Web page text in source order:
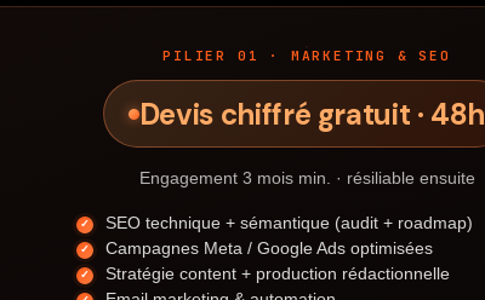
PILIER 01 · MARKETING & SEO
Devis chiffré gratuit · 48h
Engagement 3 mois min. · résiliable ensuite
SEO technique + sémantique (audit + roadmap)
Campagnes Meta / Google Ads optimisées
Stratégie content + production rédactionnelle